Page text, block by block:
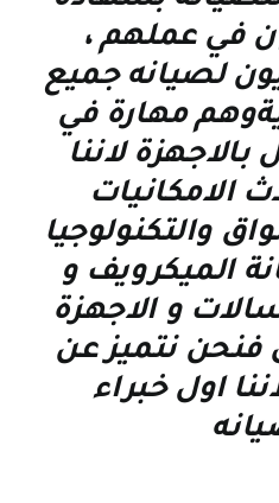
في عملهم ،
لصيانه جميع
مهارة في
لاننا
الامكانيات
والتكنولوجيا
الميكرويف و
و الاجهزة
فنحن نتميز عن
اول خبراء